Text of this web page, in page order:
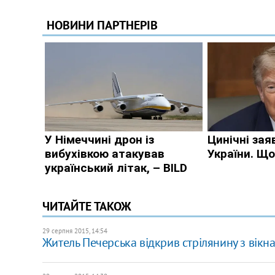
ЧИТАЙТЕ ТАКОЖ
29 серпня 2015, 14:54
Житель Печерська відкрив стрілянину з вікна